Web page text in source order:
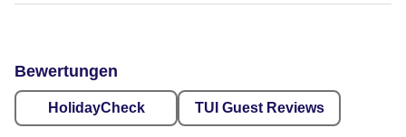
Bewertungen
HolidayCheck TUI Guest Reviews